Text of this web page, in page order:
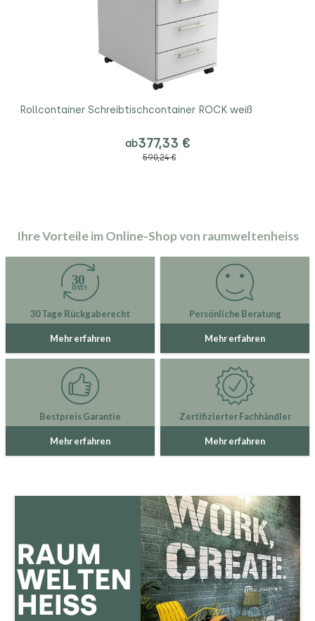
Rollcontainer Schreibtischcontainer ROCK weiß
ab377,33 €
590,24 €
Ihre Vorteile im Online-Shop von raumweltenheiss
30 Tage Rückgaberecht
Mehr erfahren
Persönliche Beratung
Mehr erfahren
Bestpreis Garantie
Mehr erfahren
Zertifizierter Fachhändler
Mehr erfahren